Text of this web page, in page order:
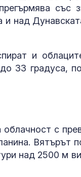
със
и над
и
33 градуса,
с
Вятърът
над 2500 м